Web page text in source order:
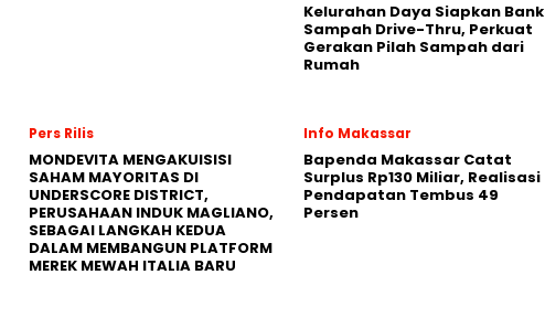
Kelurahan Daya Siapkan Bank
Sampah Drive-Thru, Perkuat
Gerakan Pilah Sampah dari
Rumah
Pers Rilis
MONDEVITA MENGAKUISISI
SAHAM MAYORITAS DI
UNDERSCORE DISTRICT,
PERUSAHAAN INDUK MAGLIANO,
SEBAGAI LANGKAH KEDUA
DALAM MEMBANGUN PLATFORM
MEREK MEWAH ITALIA BARU
Info Makassar
Bapenda Makassar Catat
Surplus Rp130 Miliar, Realisasi
Pendapatan Tembus 49
Persen